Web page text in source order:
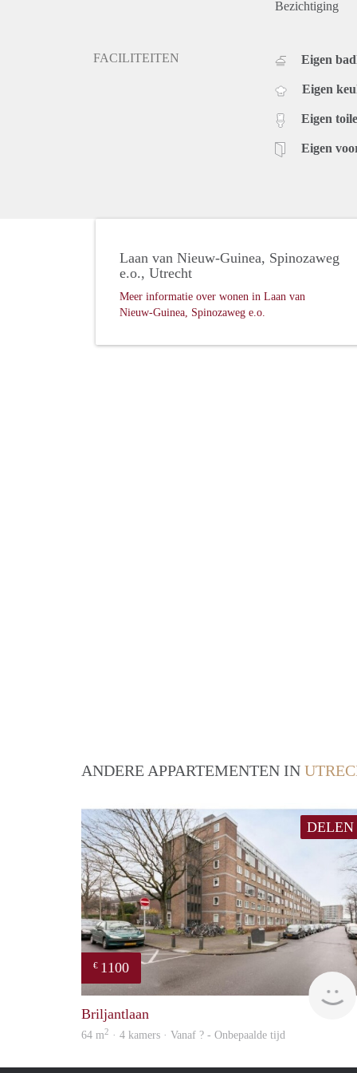
Bezichtiging
FACILITEITEN Eigen
Eigen
Eigen
Eigen
Laan van Nieuw-Guinea, Spinozaweg
e.o., Utrecht
Meer informatie over wonen in Laan van
Nieuw-Guinea, Spinozaweg e.o.
ANDERE APPARTEMENTEN IN
DELEN
€ 1100
Briljantlaan
64 m2 · 4 kamers · Vanaf ? - Onbepaalde tijd